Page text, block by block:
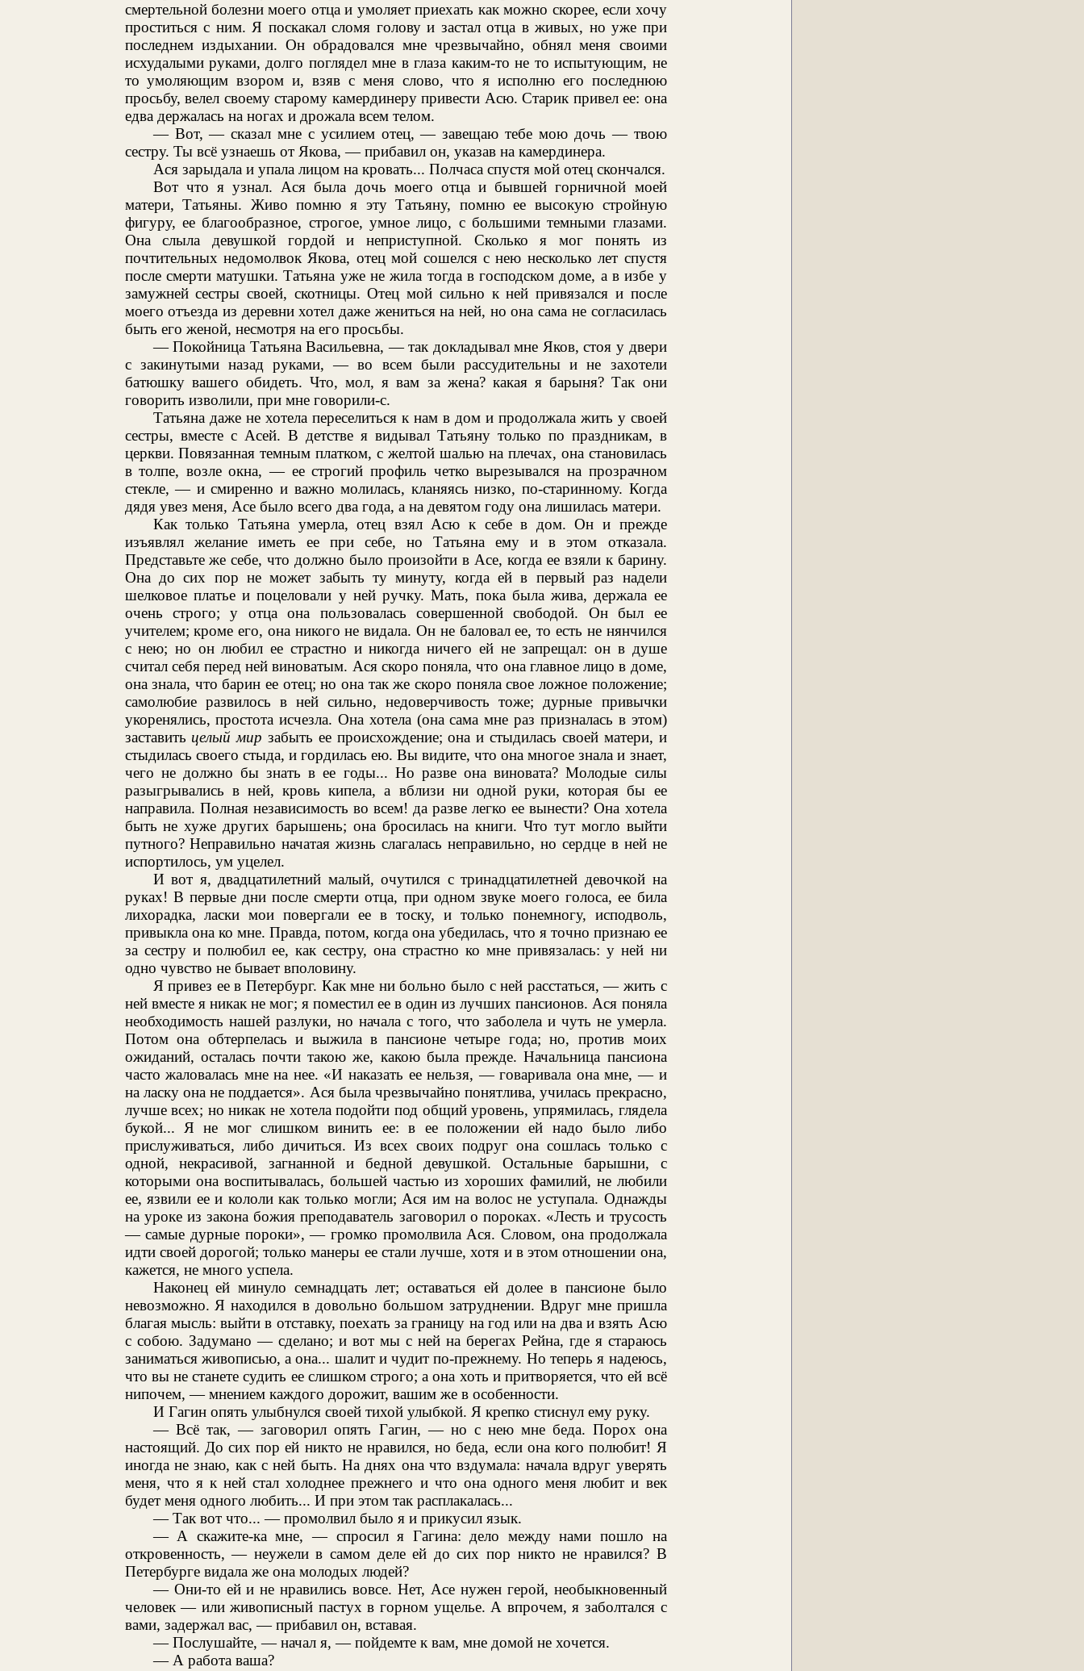
смертельной болезни моего отца и умоляет приехать как можно скорее, если хочу
проститься с ним. Я поскакал сломя голову и застал отца в живых, но уже при
последнем издыхании. Он обрадовался мне чрезвычайно, обнял меня своими
исхудалыми руками, долго поглядел мне в глаза каким-то не то испытующим, не
то умоляющим взором и, взяв с меня слово, что я исполню его последнюю
просьбу, велел своему старому камердинеру привести Асю. Старик привел ее: она
едва держалась на ногах и дрожала всем телом.
— Вот, — сказал мне с усилием отец, — завещаю тебе мою дочь — твою
сестру. Ты всё узнаешь от Якова, — прибавил он, указав на камердинера.
Ася зарыдала и упала лицом на кровать... Полчаса спустя мой отец скончался.
Вот что я узнал. Ася была дочь моего отца и бывшей горничной моей
матери, Татьяны. Живо помню я эту Татьяну, помню ее высокую стройную
фигуру, ее благообразное, строгое, умное лицо, с большими темными глазами.
Она слыла девушкой гордой и неприступной. Сколько я мог понять из
почтительных недомолвок Якова, отец мой сошелся с нею несколько лет спустя
после смерти матушки. Татьяна уже не жила тогда в господском доме, а в избе у
замужней сестры своей, скотницы. Отец мой сильно к ней привязался и после
моего отъезда из деревни хотел даже жениться на ней, но она сама не согласилась
быть его женой, несмотря на его просьбы.
— Покойница Татьяна Васильевна, — так докладывал мне Яков, стоя у двери
с закинутыми назад руками, — во всем были рассудительны и не захотели
батюшку вашего обидеть. Что, мол, я вам за жена? какая я барыня? Так они
говорить изволили, при мне говорили-с.
Татьяна даже не хотела переселиться к нам в дом и продолжала жить у своей
сестры, вместе с Асей. В детстве я видывал Татьяну только по праздникам, в
церкви. Повязанная темным платком, с желтой шалью на плечах, она становилась
в толпе, возле окна, — ее строгий профиль четко вырезывался на прозрачном
стекле, — и смиренно и важно молилась, кланяясь низко, по-старинному. Когда
дядя увез меня, Асе было всего два года, а на девятом году она лишилась матери.
Как только Татьяна умерла, отец взял Асю к себе в дом. Он и прежде
изъявлял желание иметь ее при себе, но Татьяна ему и в этом отказала.
Представьте же себе, что должно было произойти в Асе, когда ее взяли к барину.
Она до сих пор не может забыть ту минуту, когда ей в первый раз надели
шелковое платье и поцеловали у ней ручку. Мать, пока была жива, держала ее
очень строго; у отца она пользовалась совершенной свободой. Он был ее
учителем; кроме его, она никого не видала. Он не баловал ее, то есть не нянчился
с нею; но он любил ее страстно и никогда ничего ей не запрещал: он в душе
считал себя перед ней виноватым. Ася скоро поняла, что она главное лицо в доме,
она знала, что барин ее отец; но она так же скоро поняла свое ложное положение;
самолюбие развилось в ней сильно, недоверчивость тоже; дурные привычки
укоренялись, простота исчезла. Она хотела (она сама мне раз призналась в этом)
заставить целый мир забыть ее происхождение; она и стыдилась своей матери, и
стыдилась своего стыда, и гордилась ею. Вы видите, что она многое знала и знает,
чего не должно бы знать в ее годы... Но разве она виновата? Молодые силы
разыгрывались в ней, кровь кипела, а вблизи ни одной руки, которая бы ее
направила. Полная независимость во всем! да разве легко ее вынести? Она хотела
быть не хуже других барышень; она бросилась на книги. Что тут могло выйти
путного? Неправильно начатая жизнь слагалась неправильно, но сердце в ней не
испортилось, ум уцелел.
И вот я, двадцатилетний малый, очутился с тринадцатилетней девочкой на
руках! В первые дни после смерти отца, при одном звуке моего голоса, ее била
лихорадка, ласки мои повергали ее в тоску, и только понемногу, исподволь,
привыкла она ко мне. Правда, потом, когда она убедилась, что я точно признаю ее
за сестру и полюбил ее, как сестру, она страстно ко мне привязалась: у ней ни
одно чувство не бывает вполовину.
Я привез ее в Петербург. Как мне ни больно было с ней расстаться, — жить с
ней вместе я никак не мог; я поместил ее в один из лучших пансионов. Ася поняла
необходимость нашей разлуки, но начала с того, что заболела и чуть не умерла.
Потом она обтерпелась и выжила в пансионе четыре года; но, против моих
ожиданий, осталась почти такою же, какою была прежде. Начальница пансиона
часто жаловалась мне на нее. «И наказать ее нельзя, — говаривала она мне, — и
на ласку она не поддается». Ася была чрезвычайно понятлива, училась прекрасно,
лучше всех; но никак не хотела подойти под общий уровень, упрямилась, глядела
букой... Я не мог слишком винить ее: в ее положении ей надо было либо
прислуживаться, либо дичиться. Из всех своих подруг она сошлась только с
одной, некрасивой, загнанной и бедной девушкой. Остальные барышни, с
которыми она воспитывалась, большей частью из хороших фамилий, не любили
ее, язвили ее и кололи как только могли; Ася им на волос не уступала. Однажды
на уроке из закона божия преподаватель заговорил о пороках. «Лесть и трусость
— самые дурные пороки», — громко промолвила Ася. Словом, она продолжала
идти своей дорогой; только манеры ее стали лучше, хотя и в этом отношении она,
кажется, не много успела.
Наконец ей минуло семнадцать лет; оставаться ей долее в пансионе было
невозможно. Я находился в довольно большом затруднении. Вдруг мне пришла
благая мысль: выйти в отставку, поехать за границу на год или на два и взять Асю
с собою. Задумано — сделано; и вот мы с ней на берегах Рейна, где я стараюсь
заниматься живописью, а она... шалит и чудит по-прежнему. Но теперь я надеюсь,
что вы не станете судить ее слишком строго; а она хоть и притворяется, что ей всё
нипочем, — мнением каждого дорожит, вашим же в особенности.
И Гагин опять улыбнулся своей тихой улыбкой. Я крепко стиснул ему руку.
— Всё так, — заговорил опять Гагин, — но с нею мне беда. Порох она
настоящий. До сих пор ей никто не нравился, но беда, если она кого полюбит! Я
иногда не знаю, как с ней быть. На днях она что вздумала: начала вдруг уверять
меня, что я к ней стал холоднее прежнего и что она одного меня любит и век
будет меня одного любить... И при этом так расплакалась...
— Так вот что... — промолвил было я и прикусил язык.
— А скажите-ка мне, — спросил я Гагина: дело между нами пошло на
откровенность, — неужели в самом деле ей до сих пор никто не нравился? В
Петербурге видала же она молодых людей?
— Они-то ей и не нравились вовсе. Нет, Асе нужен герой, необыкновенный
человек — или живописный пастух в горном ущелье. А впрочем, я заболтался с
вами, задержал вас, — прибавил он, вставая.
— Послушайте, — начал я, — пойдемте к вам, мне домой не хочется.
— А работа ваша?